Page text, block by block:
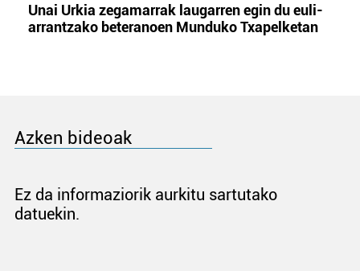
Unai Urkia zegamarrak laugarren egin du euli-
arrantzako beteranoen Munduko Txapelketan
Azken bideoak
Ez da informaziorik aurkitu sartutako
datuekin.